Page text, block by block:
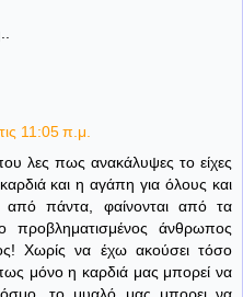
11:05 π.μ.
λες πως ανακάλυψες το είχες
και η αγάπη για όλους και
πάντα, φαίνονται από τα
άνθρωπος
Χωρίς να έχω ακούσει τόσο
μόνο η καρδιά μας μπορεί να